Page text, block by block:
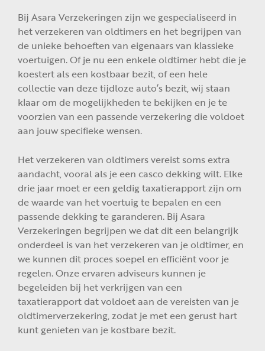
Bij Asara Verzekeringen zijn we gespecialiseerd in
het verzekeren van oldtimers en het begrijpen van
de unieke behoeften van eigenaars van klassieke
voertuigen. Of je nu een enkele oldtimer hebt die je
koestert als een kostbaar bezit, of een hele
collectie van deze tijdloze auto’s bezit, wij staan
klaar om de mogelijkheden te bekijken en je te
voorzien van een passende verzekering die voldoet
aan jouw specifieke wensen.
Het verzekeren van oldtimers vereist soms extra
aandacht, vooral als je een casco dekking wilt. Elke
drie jaar moet er een geldig taxatierapport zijn om
de waarde van het voertuig te bepalen en een
passende dekking te garanderen. Bij Asara
Verzekeringen begrijpen we dat dit een belangrijk
onderdeel is van het verzekeren van je oldtimer, en
we kunnen dit proces soepel en efficiënt voor je
regelen. Onze ervaren adviseurs kunnen je
begeleiden bij het verkrijgen van een
taxatierapport dat voldoet aan de vereisten van je
oldtimerverzekering, zodat je met een gerust hart
kunt genieten van je kostbare bezit.